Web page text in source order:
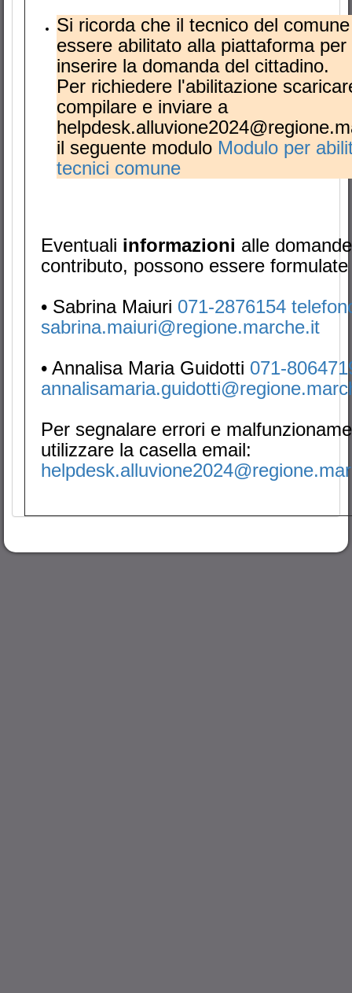
Si ricorda che il tecnico del
essere abilitato alla piattaforma per
inserire la domanda del cittadino.
Per richiedere l'abilitazione
compilare e inviare a
il seguente modulo Modulo per
tecnici comune
Eventuali informazioni alle
contributo, possono essere
• Sabrina Maiuri 071-2876154
sabrina.maiuri@regione.marche.it
• Annalisa Maria Guidotti 071-
Per segnalare errori e
utilizzare la casella email: